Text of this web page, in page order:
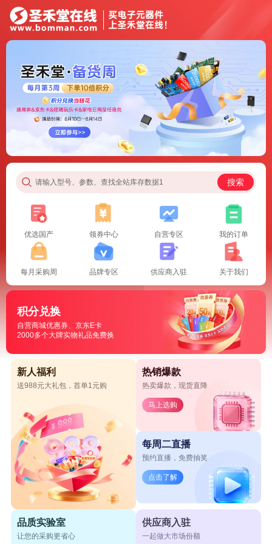
请输入型号、参数、查找全站库存数据1 搜索
优选国产 领券中心 自营专区 我的订单
每月采购周 品牌专区 供应商入驻 关于我们
积分兑换
自营商城优惠券、京东E卡
2000多个大牌实物礼品免费换
新人福利
送988元大礼包，首单1元购
热销爆款
热卖爆款，现货直降
马上选购
每周二直播
预约直播，免费抽奖
点击了解
品质实验室
让您的采购更省心
供应商入驻
一起做大市场份额